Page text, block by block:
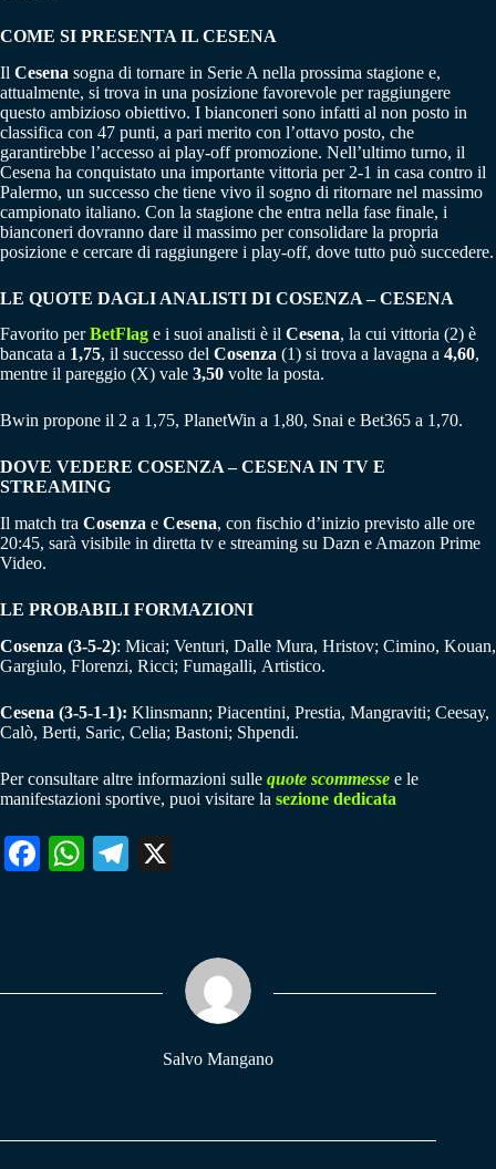
COME SI PRESENTA IL CESENA
Il Cesena sogna di tornare in Serie A nella prossima stagione e,
attualmente, si trova in una posizione favorevole per raggiungere
questo ambizioso obiettivo. I bianconeri sono infatti al non posto in
classifica con 47 punti, a pari merito con l’ottavo posto, che
garantirebbe l’accesso ai play-off promozione. Nell’ultimo turno, il
Cesena ha conquistato una importante vittoria per 2-1 in casa contro il
Palermo, un successo che tiene vivo il sogno di ritornare nel massimo
campionato italiano. Con la stagione che entra nella fase finale, i
bianconeri dovranno dare il massimo per consolidare la propria
posizione e cercare di raggiungere i play-off, dove tutto può succedere.
LE QUOTE DAGLI ANALISTI DI COSENZA – CESENA
Favorito perBetFlag e i suoi analisti è il Cesena, la cui vittoria (2) è
bancata a 1,75, il successo del Cosenza (1) si trova a lavagna a 4,60,
mentre il pareggio (X) vale 3,50 volte la posta.
Bwin propone il 2 a 1,75, PlanetWin a 1,80, Snai e Bet365 a 1,70.
DOVE VEDERE COSENZA – CESENA IN TV E
STREAMING
Il match tra Cosenza e Cesena, con fischio d’inizio previsto alle ore
20:45, sarà visibile in diretta tv e streaming su Dazn e Amazon Prime
Video.
LE PROBABILI FORMAZIONI
Cosenza (3-5-2): Micai; Venturi, Dalle Mura, Hristov; Cimino, Kouan,
Gargiulo, Florenzi, Ricci; Fumagalli, Artistico.
Cesena (3-5-1-1): Klinsmann; Piacentini, Prestia, Mangraviti; Ceesay,
Calò, Berti, Saric, Celia; Bastoni; Shpendi.
Per consultare altre informazioni sulle quote scommesse e le
manifestazioni sportive, puoi visitare la sezione dedicata
Fa W
pp
Te
m
Salvo Mangano